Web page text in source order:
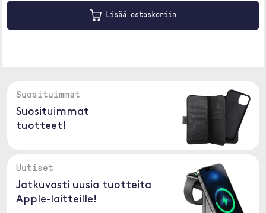
Lisää ostoskoriin
Suosituimmat
Suosituimmat
tuotteet!
Uutiset
Jatkuvasti uusia tuotteita
Apple-laitteille!